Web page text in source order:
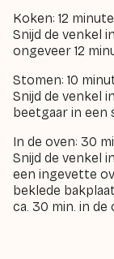
Koken: 12
Snijd de venkel
ongeveer 12
Stomen: 10
Snijd de venkel
beetgaar in een
In de oven: 30
Snijd de venkel
een ingevette
beklede
ca. 30 min. in